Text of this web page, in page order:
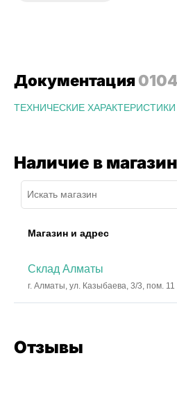
Документация
ТЕХНИЧЕСКИЕ ХАРАКТЕРИСТИКИ
Наличие в
Магазин и адрес
Склад Алматы
г. Алматы, ул. Казыбаева, 3/3, пом. 11
Отзывы